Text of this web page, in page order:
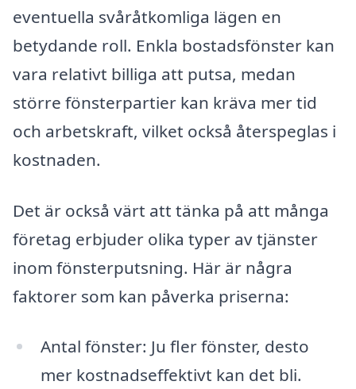
eventuella svåråtkomliga lägen en
betydande roll. Enkla bostadsfönster kan
vara relativt billiga att putsa, medan
större fönsterpartier kan kräva mer tid
och arbetskraft, vilket också återspeglas i
kostnaden.
Det är också värt att tänka på att många
företag erbjuder olika typer av tjänster
inom fönsterputsning. Här är några
faktorer som kan påverka priserna:
Antal fönster: Ju fler fönster, desto
mer kostnadseffektivt kan det bli.